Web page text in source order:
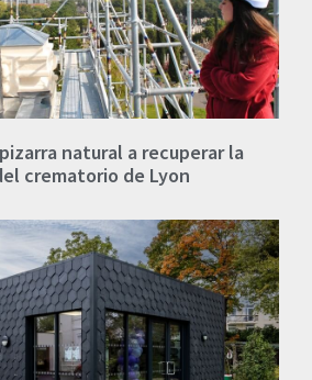
natural a recuperar la
crematorio de Lyon